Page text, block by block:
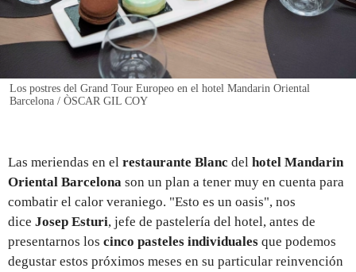
Los postres del Grand Tour Europeo en el hotel Mandarin Oriental
Barcelona / ÒSCAR GIL COY
Las meriendas en el restaurante Blanc del hotel Mandarin
Oriental Barcelona son un plan a tener muy en cuenta para
combatir el calor veraniego. "Esto es un oasis", nos
dice Josep Esturi, jefe de pastelería del hotel, antes de
presentarnos los cinco pasteles individuales que podemos
degustar estos próximos meses en su particular reinvención